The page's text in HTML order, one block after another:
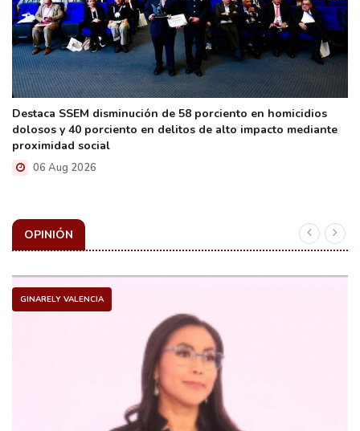
Destaca SSEM disminución de 58 porciento en homicidios
dolosos y 40 porciento en delitos de alto impacto mediante
proximidad social
06 Aug 2026
OPINIÓN
GINARELY VALENCIA